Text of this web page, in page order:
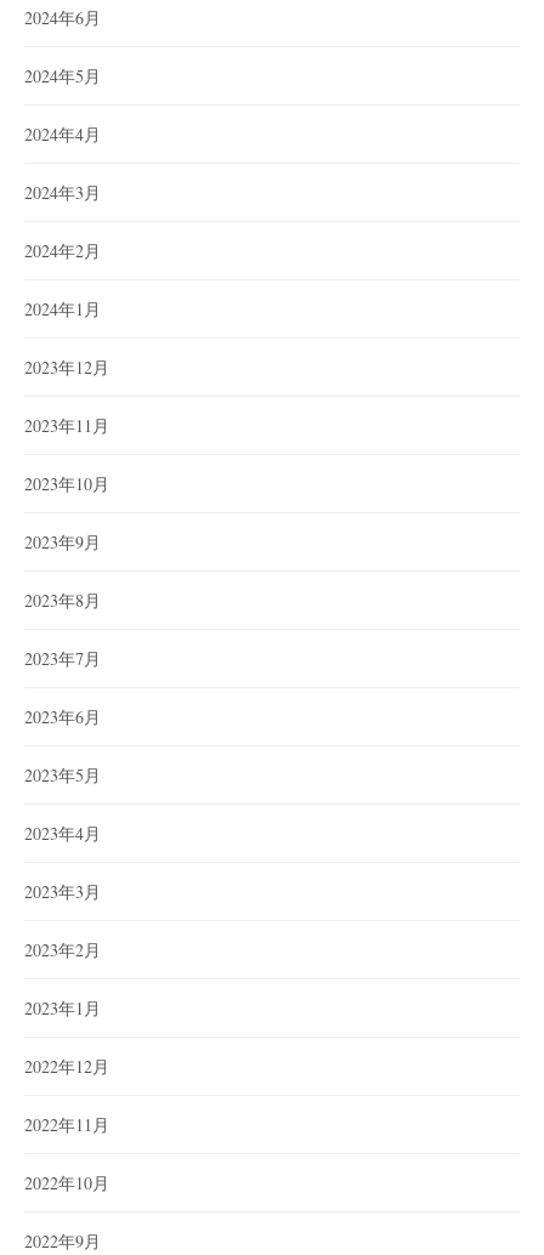
2024年6月
2024年5月
2024年4月
2024年3月
2024年2月
2024年1月
2023年12月
2023年11月
2023年10月
2023年9月
2023年8月
2023年7月
2023年6月
2023年5月
2023年4月
2023年3月
2023年2月
2023年1月
2022年12月
2022年11月
2022年10月
2022年9月